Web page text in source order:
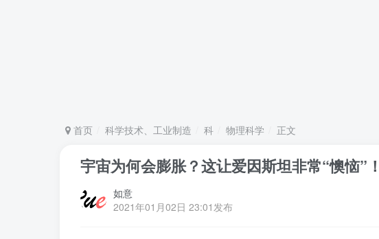
首页 科学技术、工业制造 科 物理科学 正文
宇宙为何会膨胀？这让爱因斯坦非常“懊恼”！
如意
2021年01月02日 23:01发布